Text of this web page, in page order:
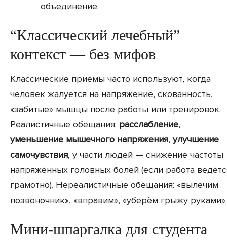
объединение.
“Классический лечебный”
контекст — без мифов
Классические приёмы часто используют, когда
человек жалуется на напряжение, скованность,
«забитые» мышцы после работы или тренировок.
Реалистичные обещания: расслабление,
уменьшение мышечного напряжения, улучшение
самочувствия, у части людей — снижение частоты
напряжённых головных болей (если работа
грамотно). Нереалистичные обещания: «вылечим
позвоночник», «вправим», «уберём грыжу руками».
Мини-шпаргалка для студента